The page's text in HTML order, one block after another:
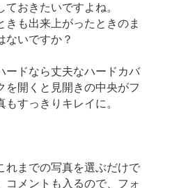
おきたいですよね。
きも出来上がったときのま
ないですか？
ードなら丈夫なハードカバ
を開くと見開きの中央がフ
すっきりキレイに。
れまでの写真を選ぶだけで
コメントも入るので、フォ